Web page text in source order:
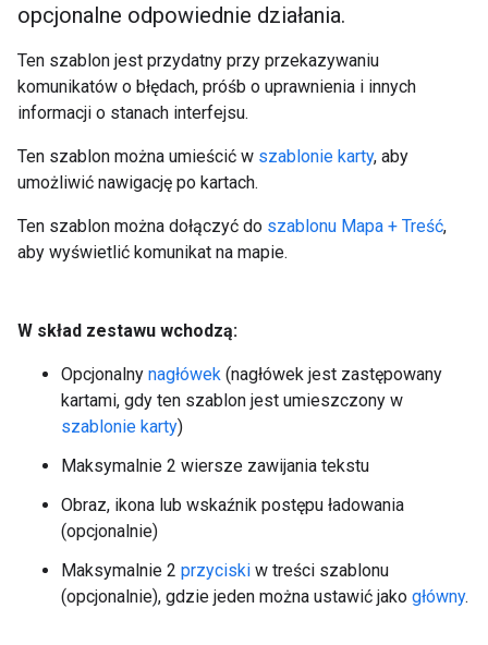
opcjonalne odpowiednie działania.
Ten szablon jest przydatny przy przekazywaniu
komunikatów o błędach, próśb o uprawnienia i innych
informacji o stanach interfejsu.
Ten szablon można umieścić w szablonie karty, aby
umożliwić nawigację po kartach.
Ten szablon można dołączyć do szablonu Mapa + Treść,
aby wyświetlić komunikat na mapie.
W skład zestawu wchodzą:
Opcjonalny nagłówek (nagłówek jest zastępowany
kartami, gdy ten szablon jest umieszczony w
szablonie karty)
Maksymalnie 2 wiersze zawijania tekstu
Obraz, ikona lub wskaźnik postępu ładowania
(opcjonalnie)
Maksymalnie 2 przyciski w treści szablonu
(opcjonalnie), gdzie jeden można ustawić jako główny.